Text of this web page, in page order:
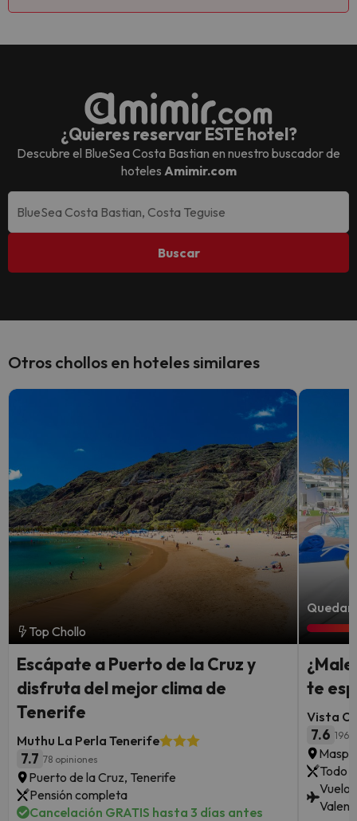
¿Quieres reservar ESTE hotel?
Descubre el BlueSea Costa Bastian en nuestro buscador de
hoteles Amimir.com
Buscar
Otros chollos en hoteles similares
Top Chollo
Escápate a Puerto de la Cruz y
disfruta del mejor clima de
Tenerife
Muthu La Perla Tenerife
7.7 78 opiniones
Puerto de la Cruz, Tenerife
Pensión completa
Cancelación GRATIS hasta 3 días antes
Quedan
te
Vista
7.6 196
Todo